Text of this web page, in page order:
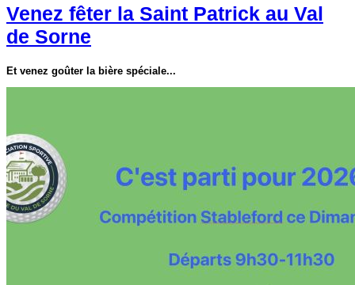
Venez fêter la Saint Patrick au Val
de Sorne
Et venez goûter la bière spéciale...